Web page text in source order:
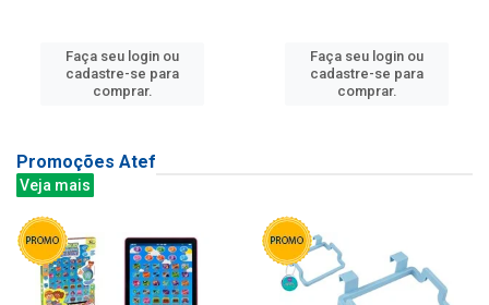
Faça seu login ou
cadastre-se para
comprar.
Faça seu login ou
cadastre-se para
comprar.
Promoções Atef
Veja mais